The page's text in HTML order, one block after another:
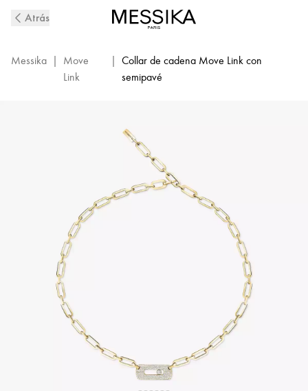
Atrás
Messika |
Move
Link
| Collar de cadena Move Link con
semipavé